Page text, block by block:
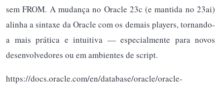
sem FROM. A mudança no Oracle 23c (e mantida no 23ai)
alinha a sintaxe da Oracle com os demais players, tornando-
a mais prática e intuitiva — especialmente para novos
desenvolvedores ou em ambientes de script.
https://docs.oracle.com/en/database/oracle/oracle-